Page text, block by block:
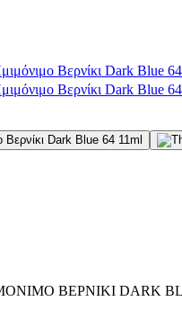
ΒΕΡΝΊΚΙ DARK